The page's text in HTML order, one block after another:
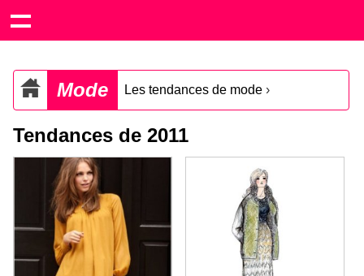
Mode Les tendances de mode ›
Tendances de 2011